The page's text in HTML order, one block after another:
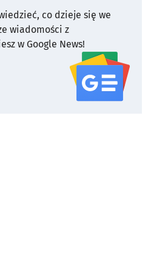
co dzieje się we
wiadomości z
w Google News!
serwisu